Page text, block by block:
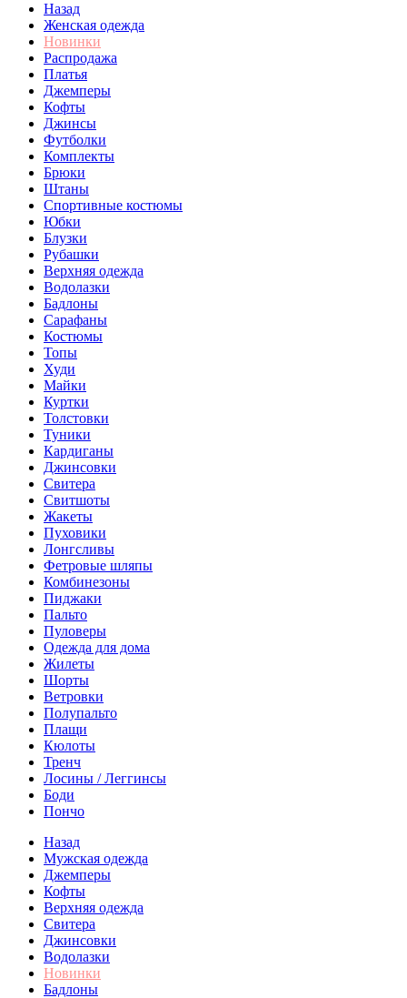
Назад
Женская одежда
Новинки
Распродажа
Платья
Джемперы
Кофты
Джинсы
Футболки
Комплекты
Брюки
Штаны
Спортивные костюмы
Юбки
Блузки
Рубашки
Верхняя одежда
Водолазки
Бадлоны
Сарафаны
Костюмы
Топы
Худи
Майки
Куртки
Толстовки
Туники
Кардиганы
Джинсовки
Свитера
Свитшоты
Жакеты
Пуховики
Лонгсливы
Фетровые шляпы
Комбинезоны
Пиджаки
Пальто
Пуловеры
Одежда для дома
Жилеты
Шорты
Ветровки
Полупальто
Плащи
Кюлоты
Тренч
Лосины / Леггинсы
Боди
Пончо
Назад
Мужская одежда
Джемперы
Кофты
Верхняя одежда
Свитера
Джинсовки
Водолазки
Новинки
Бадлоны